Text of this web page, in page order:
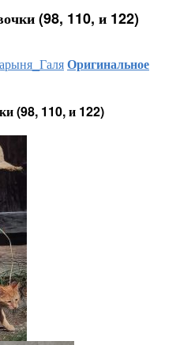
(98, 110, и 122)
Оригинальное
(98, 110, и 122)